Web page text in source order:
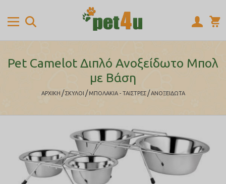
Pet Camelot Διπλό Ανοξείδωτο Μπολ
με Βάση
ΑΡΧΙΚΉ / ΣΚΥΛΟΙ / ΜΠΟΛΑΚΙΑ - ΤΑΙΣΤΡΕΣ / ΑΝΟΞΕΙΔΩΤΑ